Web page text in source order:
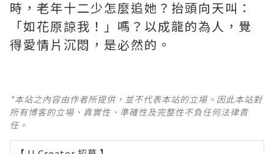
時，老年十二少怎麼追她？抬頭向天叫：
「如花原諒我！」嗎？以成龍的為人，覺
得愛情片沉悶，是必然的。
*本站之內容由作者所提供，並不代表本站的立場。因此本站對
所有博客的立場、真實性、準確性及完整性不負任何法律責
任。